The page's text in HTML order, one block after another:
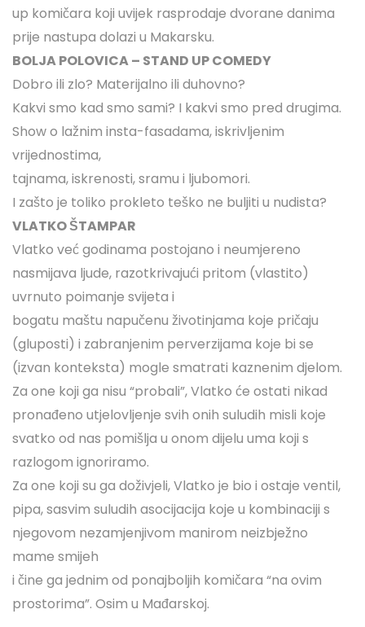
up komičara koji uvijek rasprodaje dvorane danima
prije nastupa dolazi u Makarsku.
BOLJA POLOVICA – STAND UP COMEDY
Dobro ili zlo? Materijalno ili duhovno?
Kakvi smo kad smo sami? I kakvi smo pred drugima.
Show o lažnim insta-fasadama, iskrivljenim
vrijednostima,
tajnama, iskrenosti, sramu i ljubomori.
I zašto je toliko prokleto teško ne buljiti u nudista?
VLATKO ŠTAMPAR
Vlatko već godinama postojano i neumjereno
nasmijava ljude, razotkrivajući pritom (vlastito)
uvrnuto poimanje svijeta i
bogatu maštu napučenu životinjama koje pričaju
(gluposti) i zabranjenim perverzijama koje bi se
(izvan konteksta) mogle smatrati kaznenim djelom.
Za one koji ga nisu “probali”, Vlatko će ostati nikad
pronađeno utjelovljenje svih onih suludih misli koje
svatko od nas pomišlja u onom dijelu uma koji s
razlogom ignoriramo.
Za one koji su ga doživjeli, Vlatko je bio i ostaje ventil,
pipa, sasvim suludih asocijacija koje u kombinaciji s
njegovom nezamjenjivom manirom neizbježno
mame smijeh
i čine ga jednim od ponajboljih komičara “na ovim
prostorima”. Osim u Mađarskoj.